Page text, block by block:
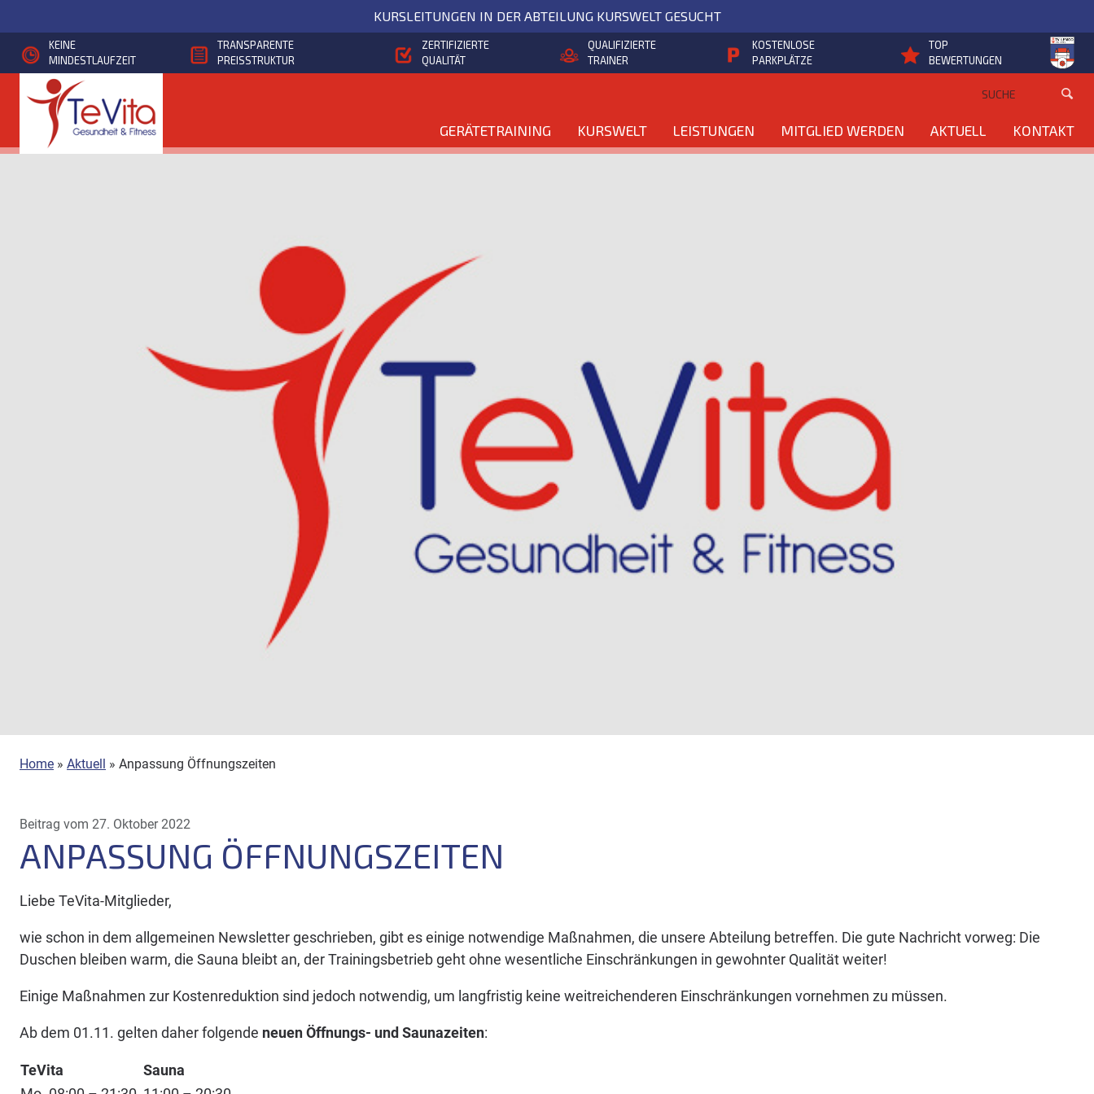
zum
Inhalt
KURSLEITUNGEN IN DER ABTEILUNG KURSWELT GESUCHT
KEINE
MINDESTLAUFZEIT
TRANSPARENTE
PREISSTRUKTUR
ZERTIFIZIERTE
QUALITÄT
QUALIFIZIERTE
TRAINER
KOSTENLOSE
PARKPLÄTZE
TOP
BEWERTUNGEN
GERÄTETRAINING KURSWELT LEISTUNGEN MITGLIED WERDEN AKTUELL KONTAKT
Home » Aktuell » Anpassung Öffnungszeiten
Beitrag vom 27. Oktober 2022
ANPASSUNG ÖFFNUNGSZEITEN
Liebe TeVita-Mitglieder,
wie schon in dem allgemeinen Newsletter geschrieben, gibt es einige notwendige Maßnahmen, die unsere Abteilung betreffen. Die gute Nachricht vorweg: Die
Duschen bleiben warm, die Sauna bleibt an, der Trainingsbetrieb geht ohne wesentliche Einschränkungen in gewohnter Qualität weiter!
Einige Maßnahmen zur Kostenreduktion sind jedoch notwendig, um langfristig keine weitreichenderen Einschränkungen vornehmen zu müssen.
Ab dem 01.11. gelten daher folgende neuen Öffnungs- und Saunazeiten:
TeVita
Sauna